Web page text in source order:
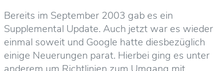
Bereits im September 2003 gab es ein
Supplemental Update. Auch jetzt war es wieder
einmal soweit und Google hatte diesbezüglich
einige Neuerungen parat. Hierbei ging es unter